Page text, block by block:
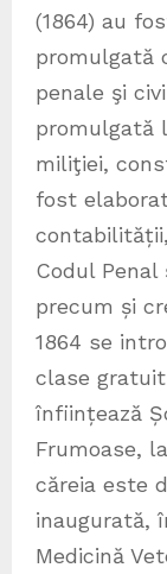
(1864) au
promulgată
penale şi
promulgată
miliţiei,
fost
Codul
precum și
1864 se
clase
înființează
Frumoase,
căreia este
inaugurată,
Medicină